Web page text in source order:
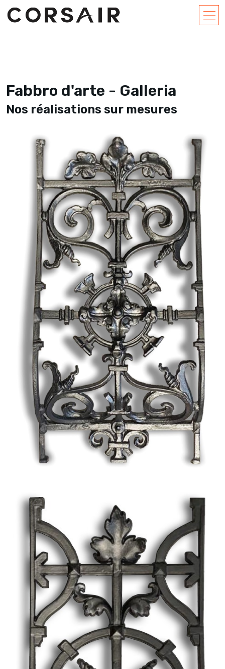
Fabbro d'arte - Galleria
Nos réalisations sur mesures